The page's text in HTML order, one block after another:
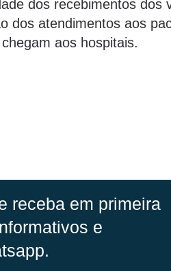
dos recebimentos dos
dos atendimentos aos
aos hospitais.
receba em primeira
e